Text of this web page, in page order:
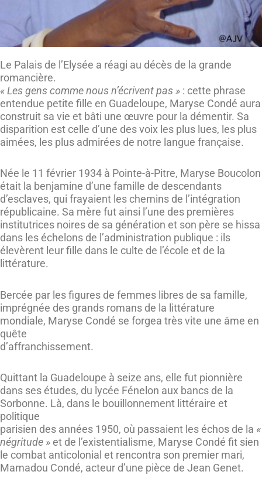
Le Palais de l’Elysée a réagi au décès de la grande
romancière.
« Les gens comme nous n’écrivent pas » : cette phrase
entendue petite fille en Guadeloupe, Maryse Condé aura
construit sa vie et bâti une œuvre pour la démentir. Sa
disparition est celle d’une des voix les plus lues, les plus
aimées, les plus admirées de notre langue française.
Née le 11 février 1934 à Pointe-à-Pitre, Maryse Boucolon
était la benjamine d’une famille de descendants
d’esclaves, qui frayaient les chemins de l’intégration
républicaine. Sa mère fut ainsi l’une des premières
institutrices noires de sa génération et son père se hissa
dans les échelons de l’administration publique : ils
élevèrent leur fille dans le culte de l’école et de la
littérature.
Bercée par les figures de femmes libres de sa famille,
imprégnée des grands romans de la littérature
mondiale, Maryse Condé se forgea très vite une âme en
quête
d’affranchissement.
Quittant la Guadeloupe à seize ans, elle fut pionnière
dans ses études, du lycée Fénelon aux bancs de la
Sorbonne. Là, dans le bouillonnement littéraire et
politique
parisien des années 1950, où passaient les échos de la «
négritude » et de l’existentialisme, Maryse Condé fit sien
le combat anticolonial et rencontra son premier mari,
Mamadou Condé, acteur d’une pièce de Jean Genet.